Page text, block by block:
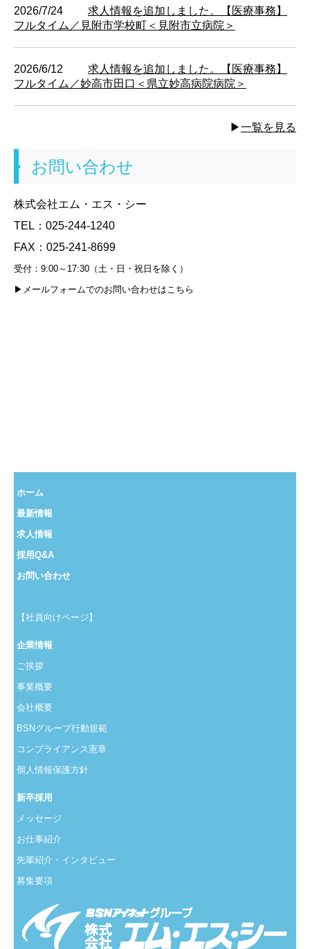
2026/7/24 求人情報を追加しました。【医療事務】
フルタイム／見附市学校町 ＜見附市立病院＞
2026/6/12
求人情報を追加しました。【医療事務】
フルタイム／妙高市田口 ＜県立妙高病院病院＞
▶︎一覧を見る
お問い合わせ
株式会社エム・エス・シー
TEL： 025-244-1240
FAX： 025-241-8699
受付：9:00～17:30（土・日・祝日を除く）
▶︎メールフォームでのお問い合わせはこちら
ホーム
最新情報
求人情報
採用Q&A
お問い合わせ
【社員向けページ】
企業情報
ご挨拶
事業概要
会社概要
BSNグループ行動規範
コンプライアンス憲章
個人情報保護方針
新卒採用
メッセージ
お仕事紹介
先輩紹介・インタビュー
募集要項